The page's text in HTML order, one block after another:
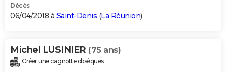
S'inscrire
Se connecter
Lycées
Collèges
Primaires
Universités
Entreprises
Service militaire
Avis de recherche
AVIS DE DÉCÈS
Bricolage
Lifestyle
Culture
Sport
Auto
Television
Voyage
Cinema
Décès
06/04/2018 à Saint-Denis (La Réunion)
Michel LUSINIER (75 ans)
Créer une cagnotte obsèques